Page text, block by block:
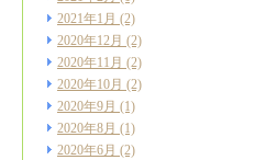
2021年1月 (2)
2020年12月 (2)
2020年11月 (2)
2020年10月 (2)
2020年9月 (1)
2020年8月 (1)
2020年6月 (2)